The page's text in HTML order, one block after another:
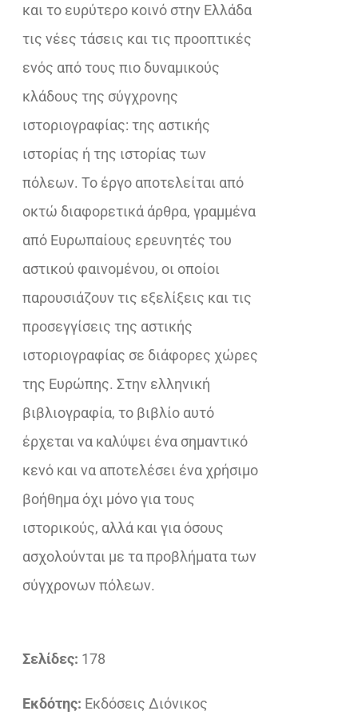
και το ευρύτερο κοινό στην Ελλάδα
τις νέες τάσεις και τις προοπτικές
ενός από τους πιο δυναμικούς
κλάδους της σύγχρονης
ιστοριογραφίας: της αστικής
ιστορίας ή της ιστορίας των
πόλεων. Το έργο αποτελείται από
οκτώ διαφορετικά άρθρα, γραμμένα
από Ευρωπαίους ερευνητές του
αστικού φαινομένου, οι οποίοι
παρουσιάζουν τις εξελίξεις και τις
προσεγγίσεις της αστικής
ιστοριογραφίας σε διάφορες χώρες
της Ευρώπης. Στην ελληνική
βιβλιογραφία, το βιβλίο αυτό
έρχεται να καλύψει ένα σημαντικό
κενό και να αποτελέσει ένα χρήσιμο
βοήθημα όχι μόνο για τους
ιστορικούς, αλλά και για όσους
ασχολούνται με τα προβλήματα των
σύγχρονων πόλεων.
Σελίδες: 178
Εκδότης: Εκδόσεις Διόνικος